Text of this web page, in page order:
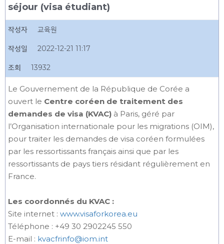
séjour (visa étudiant)
작성자 교육원
작성일 2022-12-21 11:17
조회 13932
Le Gouvernement de la République de Corée a
ouvert le Centre coréen de traitement des
demandes de visa (KVAC) à Paris, géré par
l’Organisation internationale pour les migrations (OIM),
pour traiter les demandes de visa coréen formulées
par les ressortissants français ainsi que par les
ressortissants de pays tiers résidant régulièrement en
France.
Les coordonnés du KVAC :
Site internet : www.visaforkorea.eu
Téléphone : +49 30 2902245 550
E-mail : kvacfrinfo@iom.int